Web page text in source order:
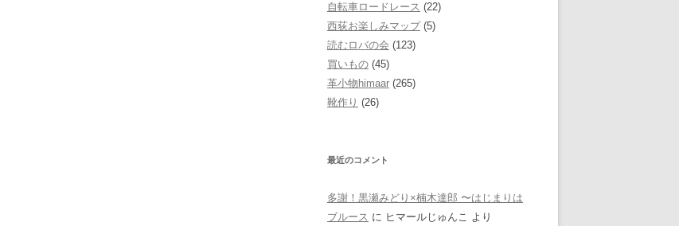
自転車ロードレース (22)
西荻お楽しみマップ(5)
読むロバの会 (123)
買いもの (45)
革小物himaar (265)
靴作り (26)
最近のコメント
多謝！黒瀬みどり×楠木達郎 〜はじまりは
ブルース に ヒマールじゅんこ より